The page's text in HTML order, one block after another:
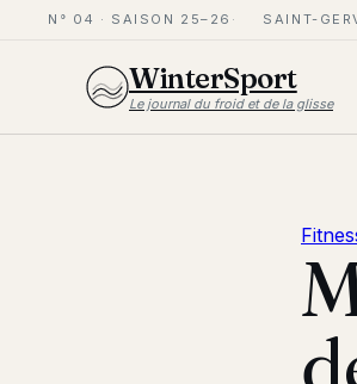
N° 04 · SAISON 25–26 SAINT-
WinterSport
Le journal du froid et de la glisse